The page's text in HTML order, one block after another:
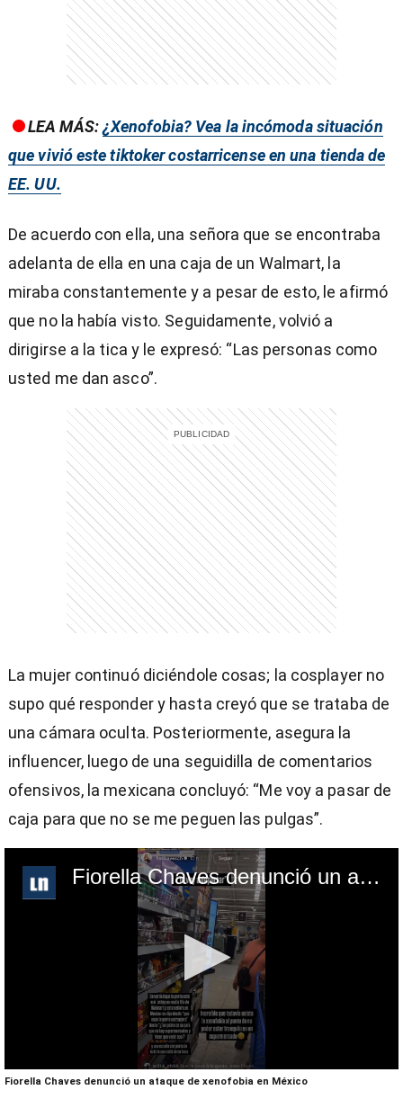
LEA MÁS:¿Xenofobia? Vea la incómoda situación
que vivió este tiktoker costarricense en una tienda de
EE. UU.
De acuerdo con ella, una señora que se encontraba
adelanta de ella en una caja de un Walmart, la
miraba constantemente y a pesar de esto, le afirmó
que no la había visto. Seguidamente, volvió a
dirigirse a la tica y le expresó: “Las personas como
usted me dan asco”.
La mujer continuó diciéndole cosas; la cosplayer no
supo qué responder y hasta creyó que se trataba de
una cámara oculta. Posteriormente, asegura la
influencer, luego de una seguidilla de comentarios
ofensivos, la mexicana concluyó: “Me voy a pasar de
caja para que no se me peguen las pulgas”.
Fiorella Chaves denunció un ataque de xenofobia en México
0
seconds
Fiorella Chaves denunció un ataque de xenofobia en México